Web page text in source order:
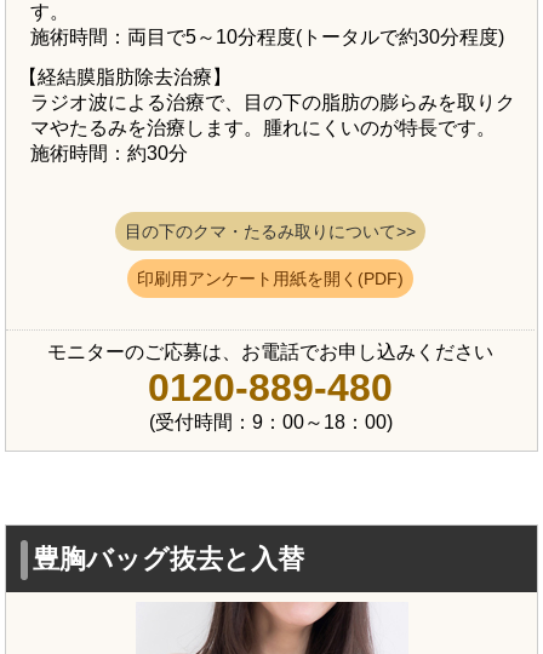
す。
施術時間：両目で5～10分程度(トータルで約30分程度)
【経結膜脂肪除去治療】
ラジオ波による治療で、目の下の脂肪の膨らみを取りク
マやたるみを治療します。腫れにくいのが特長です。
施術時間：約30分
目の下のクマ・たるみ取りについて>>
印刷用アンケート用紙を開く(PDF)
モニターのご応募は、お電話でお申し込みください
0120-889-480
(受付時間：9：00～18：00)
豊胸バッグ抜去と入替